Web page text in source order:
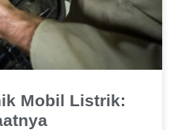
Mobil Listrik: